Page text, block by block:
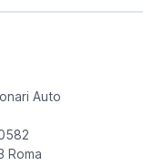
Auto
Roma